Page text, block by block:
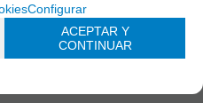
política de privacidad
Configurar
ACEPTAR Y
CONTINUAR